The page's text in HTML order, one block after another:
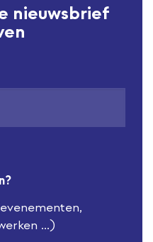
nieuwsbrief
...)